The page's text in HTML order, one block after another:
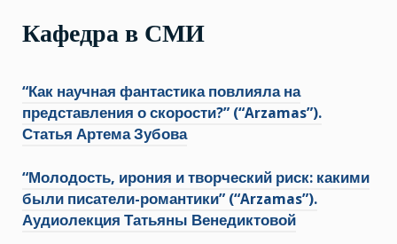
Кафедра в СМИ
“Как научная фантастика повлияла на
представления о скорости?” (“Arzamas”).
Статья Артема Зубова
“Молодость, ирония и творческий риск: какими
были писатели-романтики” (“Arzamas”).
Аудиолекция Татьяны Венедиктовой